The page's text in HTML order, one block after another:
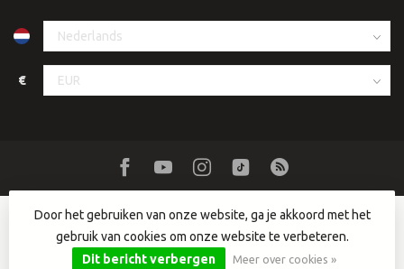
€
© Copyright 2026 Dutch DJ Equipment- Powered byLightspeed
Lightspeed designby Dyvelopment
Door het gebruiken van onze website, ga je akkoord met het
gebruik van cookies om onze website te verbeteren.
Dit bericht verbergen
Meer over cookies »